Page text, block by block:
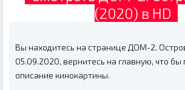
(2020) в HD
Вы находитесь на странице ДОМ-2.
05.09.2020, вернитесь на главную, что бы
описание кинокартины.